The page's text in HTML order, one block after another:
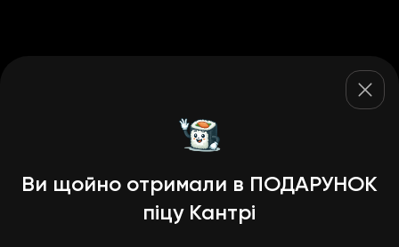
Ви щойно отримали в ПОДАРУНОК
піцу Кантрі